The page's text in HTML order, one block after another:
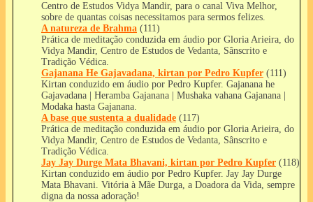
Centro de Estudos Vidya Mandir, para o canal Viva Melhor,
sobre de quantas coisas necessitamos para sermos felizes.
A natureza de Brahma (111)
Prática de meditação conduzida em áudio por Gloria Arieira, do
Vidya Mandir, Centro de Estudos de Vedanta, Sânscrito e
Tradição Védica.
Gajanana He Gajavadana, kirtan por Pedro Kupfer (111)
Kirtan conduzido em áudio por Pedro Kupfer. Gajanana he
Gajavadana | Heramba Gajanana | Mushaka vahana Gajanana |
Modaka hasta Gajanana.
A base que sustenta a dualidade (117)
Prática de meditação conduzida em áudio por Gloria Arieira, do
Vidya Mandir, Centro de Estudos de Vedanta, Sânscrito e
Tradição Védica.
Jay Jay Durge Mata Bhavani, kirtan por Pedro Kupfer (118)
Kirtan conduzido em áudio por Pedro Kupfer. Jay Jay Durge
Mata Bhavani. Vitória à Mãe Durga, a Doadora da Vida, sempre
digna da nossa adoração!